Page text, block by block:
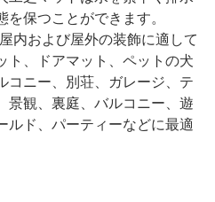
保つことができます。
内および屋外の装飾に適して
ト、ドアマット、ペットの犬
コニー、別荘、ガレージ、テ
景観、裏庭、バルコニー、遊
ルド、パーティーなどに最適